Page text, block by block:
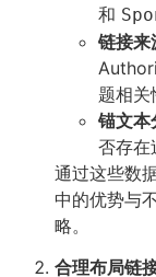
和
链接来
题相关
锚文本
否存在
通过这些数
中的优势与
略。
合理布局链